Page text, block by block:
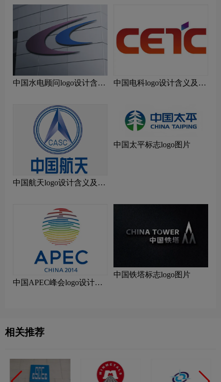
中国水电顾问logo设计含义
中国电科logo设计含义及设
中国航天logo设计含义及设
中国太平标志logo图片
中国APEC峰会logo设计含
中国铁塔标志logo图片
相关推荐